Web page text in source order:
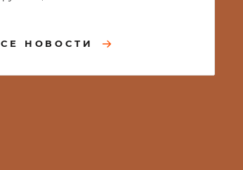
НОВОСТИ